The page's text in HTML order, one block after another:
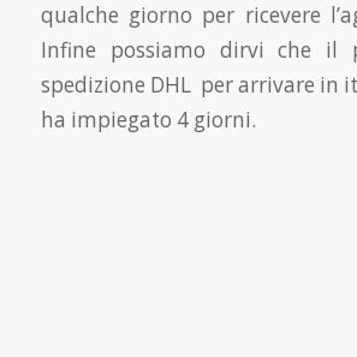
qualche giorno per ricevere
Infine possiamo dirvi che il
spedizione DHL per arrivare in
ha impiegato 4 giorni.